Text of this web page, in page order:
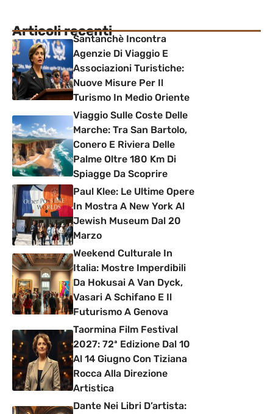
Articoli recentiSantanchè Incontra
Agenzie Di Viaggio E
Associazioni Turistiche:
Nuove Misure Per Il
Turismo In Medio Oriente
Viaggio Sulle Coste Delle
Marche: Tra San Bartolo,
Conero E Riviera Delle
Palme Oltre 180 Km Di
Spiagge Da Scoprire
Paul Klee: Le Ultime Opere
In Mostra A New York Al
Jewish Museum Dal 20
Marzo
Weekend Culturale In
Italia: Mostre Imperdibili
Da Hokusai A Van Dyck,
Vasari A Schifano E Il
Futurismo A Genova
Taormina Film Festival
2027: 72ª Edizione Dal 10
Al 14 Giugno Con Tiziana
Rocca Alla Direzione
Artistica
Dante Nei Libri D’artista: